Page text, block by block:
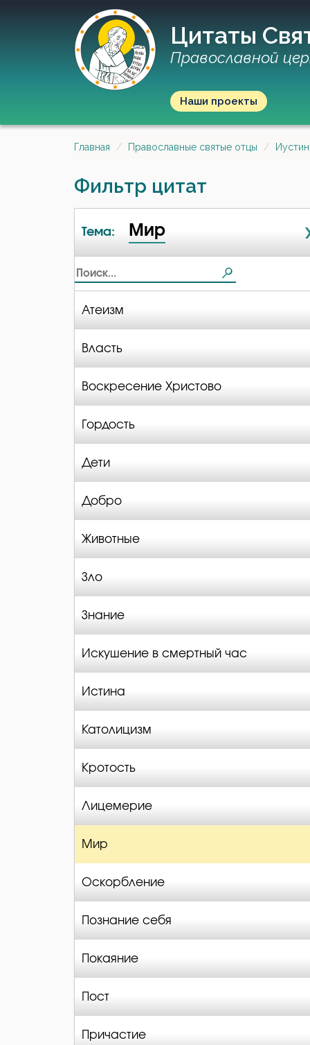
Цитаты
Православной
Наши проекты
Главная Православные святые отцы
Фильтр цитат
Тема: Мир
Атеизм
Власть
Воскресение Христово
Гордость
Дети
Добро
Животные
Зло
Знание
Искушение в смертный час
Истина
Католицизм
Кротость
Лицемерие
Мир
Оскорбление
Познание себя
Покаяние
Пост
Причастие